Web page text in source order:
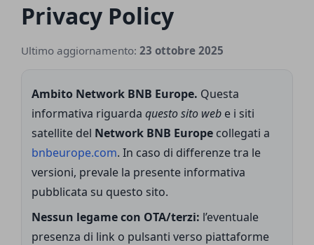
Privacy Policy
Ultimo aggiornamento: 23 ottobre 2025
Ambito Network BNB Europe. Questa
informativa riguarda questo sito web e i siti
satellite del Network BNB Europe collegati a
bnbeurope.com. In caso di differenze tra le
versioni, prevale la presente informativa
pubblicata su questo sito.
Nessun legame con OTA/terzi: l’eventuale
presenza di link o pulsanti verso piattaforme